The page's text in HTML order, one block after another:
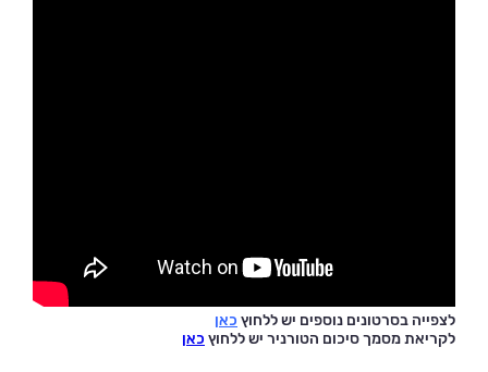
לצפייה בסרטונים נוספים יש ללחוץ כאן
לקריאת מסמך סיכום הטורניר יש ללחוץ כאן